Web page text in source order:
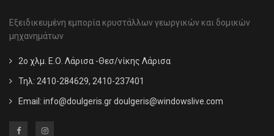
Εξειδικευμένη εμπορία κρυστάλλων γεωργικών και δομικών
μηχανημάτων
2ο χλμ. Ε.Ο. Λάρισα -Θεσ/νίκης Λάρισα
Τηλ: 2410-284629, 2410-237401
Email: info@doulgeris.gr doulgeris@windowslive.com